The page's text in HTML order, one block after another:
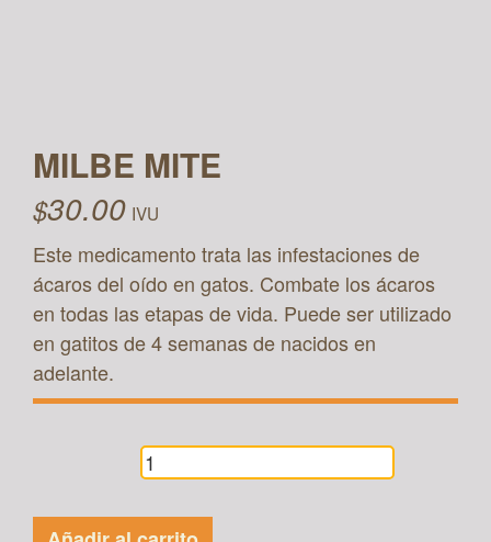
MILBE MITE
$30.00 IVU
Este medicamento trata las infestaciones de
ácaros del oído en gatos. Combate los ácaros
en todas las etapas de vida. Puede ser utilizado
en gatitos de 4 semanas de nacidos en
adelante.